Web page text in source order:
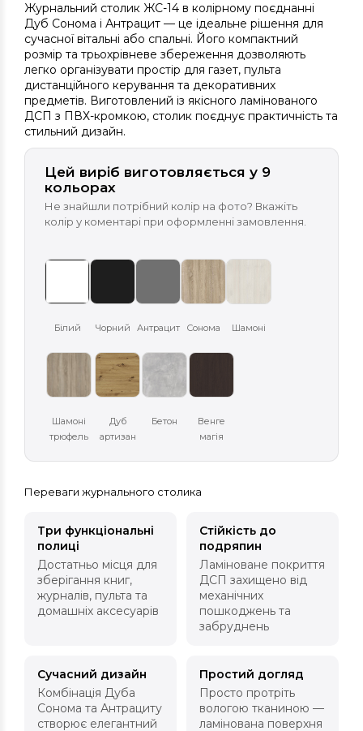
Журнальний столик ЖС-14 в колірному поєднанні
Дуб Сонома і Антрацит — це ідеальне рішення для
сучасної вітальні або спальні. Його компактний
розмір та трьохрівневе збереження дозволяють
легко організувати простір для газет, пульта
дистанційного керування та декоративних
предметів. Виготовлений із якісного ламінованого
ДСП з ПВХ-кромкою, столик поєднує практичність та
стильний дизайн.
Цей виріб виготовляється у 9
кольорах
Не знайшли потрібний колір на фото? Вкажіть
колір у коментарі при оформленні замовлення.
Білий Чорний Антрацит Сонома Шамоні
Шамоні
трюфель
Дуб
артизан
Бетон
Венге
магія
Переваги журнального столика
Три функціональні
полиці
Достатньо місця для
зберігання книг,
журналів, пульта та
домашніх аксесуарів
Стійкість до
подряпин
Ламіноване покриття
ДСП захищено від
механічних
пошкоджень та
забруднень
Сучасний дизайн
Комбінація Дуба
Сонома та Антрациту
створює елегантний
Простий догляд
Просто протріть
вологою тканиною —
ламінована поверхня